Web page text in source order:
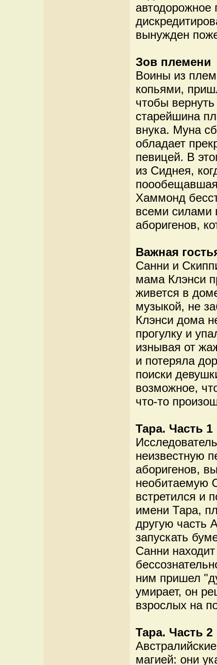
автодорожное
вынужден
Зов племени
Воины из
копьями,
чтобы
старейшина
внука. Муна
обладает
певицей. В
из Сиднея,
Хаммонд
всеми силами
аборигенов,
Важная
Санни и
мама Клэнси
живется в
музыкой, не
Клэнси дома
прогулку и
изнывая от
и потеряла
поиски
возможное,
что-то
Тара. Часть 1
неизвестную
аборигенов,
необитаемую
встретился и
имени Тара,
другую часть
запускать
Санни
ним пришел
умирает, он
взрослых на
Тара. Часть 2
магией: они